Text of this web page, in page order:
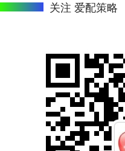
关注 爱配策略